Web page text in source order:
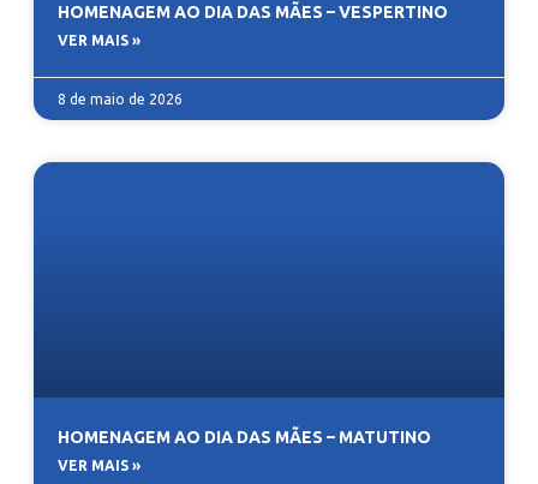
HOMENAGEM AO DIA DAS MÃES – VESPERTINO
VER MAIS »
8 de maio de 2026
HOMENAGEM AO DIA DAS MÃES – MATUTINO
VER MAIS »